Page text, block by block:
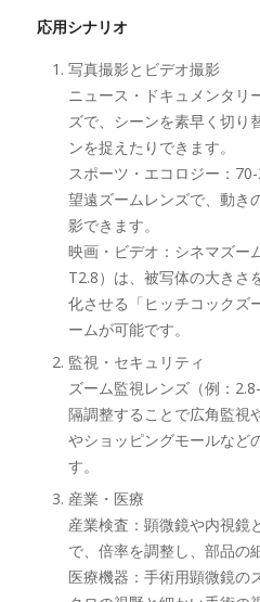
応用シナリオ
写真撮影とビデオ撮影
ニュース・ドキュメンタ
ズで、シーンを素早く切り
ンを捉えたりできます。
スポーツ・エコロジー：
望遠ズームレンズで、動き
影できます。
映画・ビデオ：シネマズー
T2.8）は、被写体の大きさ
化させる「ヒッチコックズ
ームが可能です。
監視・セキュリティ
ズーム監視レンズ（例：
隔調整することで広角監視
やショッピングモールなど
す。
産業・医療
産業検査：顕微鏡や内視鏡
で、倍率を調整し、部品の
医療機器：手術用顕微鏡の